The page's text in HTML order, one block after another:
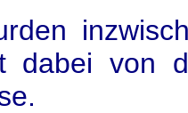
dabei von